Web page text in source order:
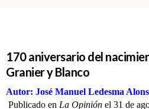
170 aniversario del
Granier y Blanco
Autor: José Manuel Ledesma
Publicado en La Opinión el 31 de